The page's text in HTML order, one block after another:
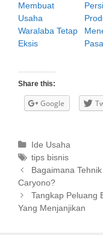
Membuat
Usaha
Waralaba Tetap
Eksis
Share this:
Google
C
a
t
e
g
o
Ide Usaha
T
a
g
s
tips bisnis
P
o
s
t
Bagaimana
Caryono?
Tangkap Peluang
Yang Menjanjikan